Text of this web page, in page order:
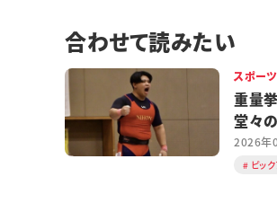
合わせて読みたい
スポーツ
重量
堂々
2026年
ピッ